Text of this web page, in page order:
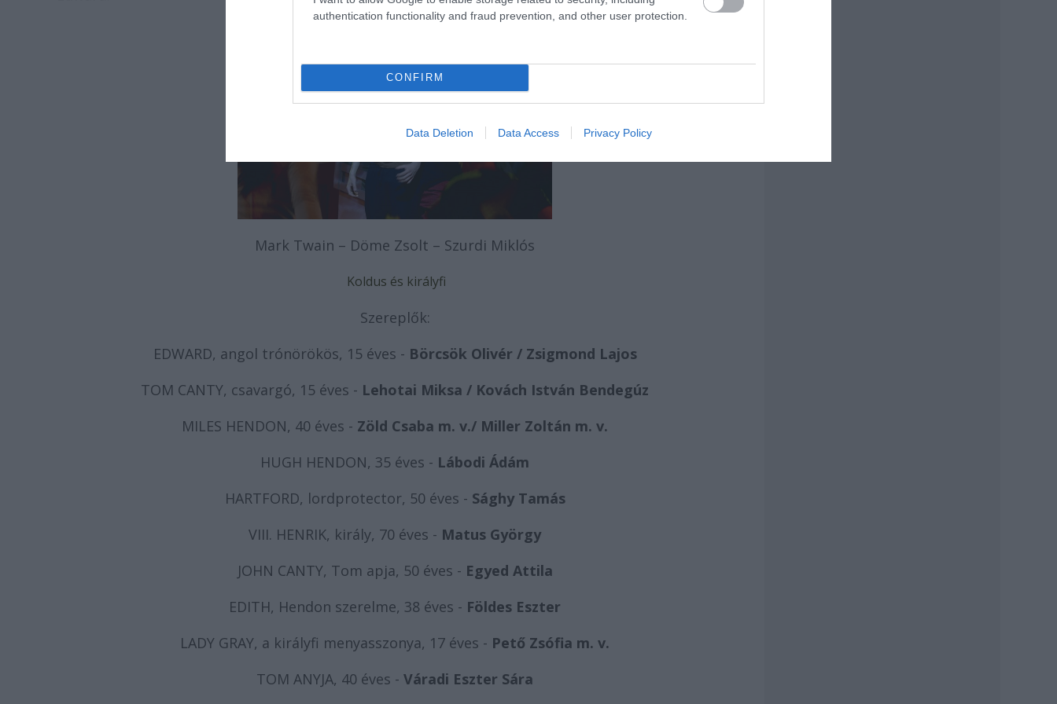
authentication functionality and fraud prevention, and other user protection.
CONFIRM
Data Deletion Data Access Privacy Policy
Mark Twain – Döme Zsolt – Szurdi Miklós
Koldus és királyfi
Szereplők:
EDWARD, angol trónörökös, 15 éves - Börcsök Olivér / Zsigmond Lajos
TOM CANTY, csavargó, 15 éves - Lehotai Miksa / Kovách István Bendegúz
MILES HENDON, 40 éves - Zöld Csaba m. v./ Miller Zoltán m. v.
HUGH HENDON, 35 éves - Lábodi Ádám
HARTFORD, lordprotector, 50 éves - Sághy Tamás
VIII. HENRIK, király, 70 éves - Matus György
JOHN CANTY, Tom apja, 50 éves - Egyed Attila
EDITH, Hendon szerelme, 38 éves - Földes Eszter
LADY GRAY, a királyfi menyasszonya, 17 éves - Pető Zsófia m. v.
TOM ANYJA, 40 éves - Váradi Eszter Sára